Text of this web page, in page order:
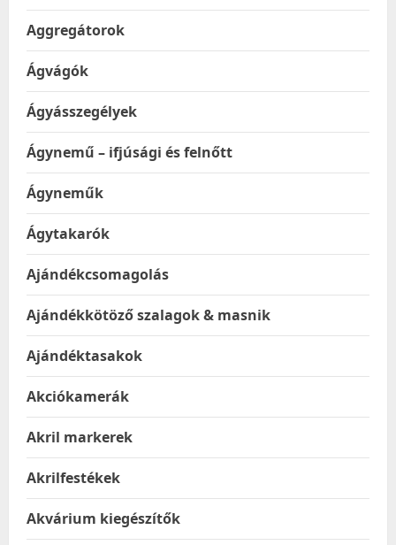
Aggregátorok
Ágvágók
Ágyásszegélyek
Ágynemű – ifjúsági és felnőtt
Ágyneműk
Ágytakarók
Ajándékcsomagolás
Ajándékkötöző szalagok & masnik
Ajándéktasakok
Akciókamerák
Akril markerek
Akrilfestékek
Akvárium kiegészítők